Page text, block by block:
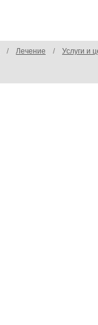
/ Лечение / Услуги и